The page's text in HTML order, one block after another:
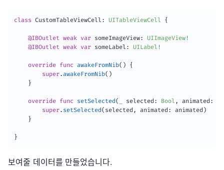
class CustomTableViewCell : UITableViewCell {
@IBOutlet weak var someImageView: UIImageView !
@IBOutlet weak var someLabel : UILabel !
override func awakeFromNib( )
{
super.awakeFromNib( )
}
override func setSelected( selected : Bool , animated :
super. setSelected( selected , animated : animated )
}
}
보여줄 데이터를 만들었습니다.